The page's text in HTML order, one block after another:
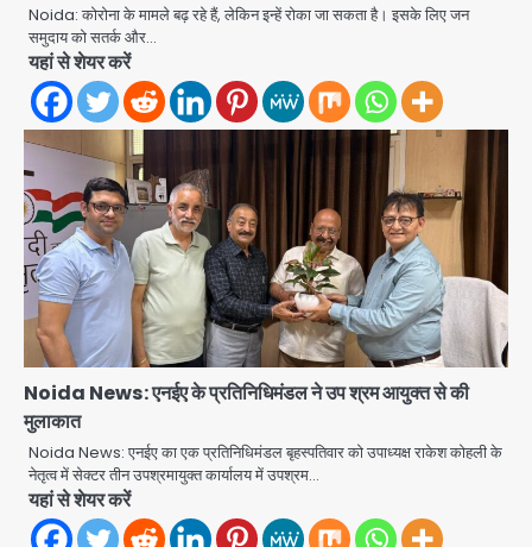
Noida: कोरोना के मामले बढ़ रहे हैं, लेकिन इन्हें रोका जा सकता है। इसके लिए जन
समुदाय को सतर्क और…
यहां से शेयर करें
Noida News: एनईए के प्रतिनिधिमंडल ने उप श्रम आयुक्त से की
मुलाकात
Noida News: एनईए का एक प्रतिनिधिमंडल बृहस्पतिवार को उपाध्यक्ष राकेश कोहली के
नेतृत्व में सेक्टर तीन उपश्रमायुक्त कार्यालय में उपश्रम…
यहां से शेयर करें
2
Avinash Kumar
3
पुणे में प्रशिक्षण विमान हादसे का शिकार, कोई
हताहत नहीं
Team JHJ
4
Greater Noida Gas
Connection Fraud: बुजुर्ग से वीडियो
कॉल पर 9.77 लाख की साइबर फ्रॉड
Avinash Kumar
5
पोस्ट से हटाए गए गाने, जानें पूरा विवाद
Avinash Kumar